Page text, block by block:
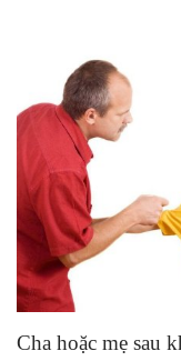
Cha hoặc mẹ sau